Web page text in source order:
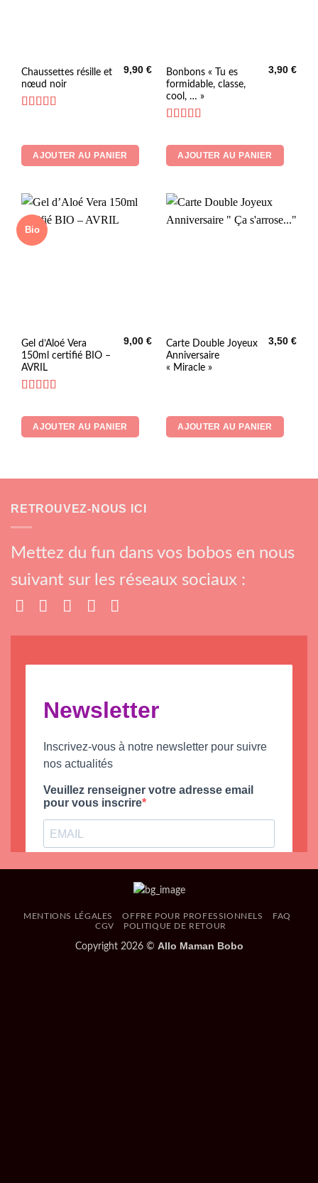
Chaussettes résille et
nœud noir
9,90€
AJOUTER AU PANIER
Bonbons « Tu es
formidable, classe,
cool, … »
3,90€
AJOUTER AU PANIER
Bio
Gel d’Aloé Vera
150ml certifié BIO –
AVRIL
9,00€
AJOUTER AU PANIER
Carte Double Joyeux
Anniversaire
« Miracle »
3,50€
AJOUTER AU PANIER
RETROUVEZ-NOUS ICI
Mettez du fun dans vos bobos en nous
suivant sur les réseaux sociaux :
MENTIONS LÉGALES OFFRE POUR PROFESSIONNELS
FAQ
CGV
POLITIQUE DE RETOUR
Copyright 2026 © Allo Maman Bobo